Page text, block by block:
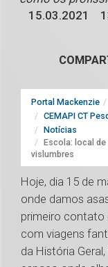
15.03.2021
Portal Mackenzie
CEMAPI CT
Notícias
Escola: local
vislumbres
Hoje, dia 15 de
onde damos
primeiro contato
com viagens
da História